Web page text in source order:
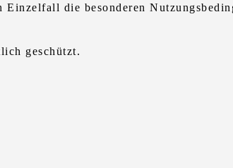
die besonderen
geschützt.